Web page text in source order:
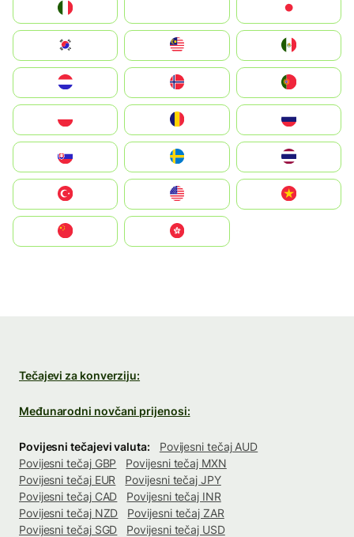
South Korea
United States
中國香港特別行政區
Tečajevi za konverziju:
Međunarodni novčani prijenosi:
Povijesni tečajevi valuta:
Povijesni tečaj AUD
Povijesni tečaj GBP
Povijesni tečaj MXN
Povijesni tečaj EUR
Povijesni tečaj JPY
Povijesni tečaj CAD
Povijesni tečaj INR
Povijesni tečaj NZD
Povijesni tečaj ZAR
Povijesni tečaj SGD
Povijesni tečaj USD